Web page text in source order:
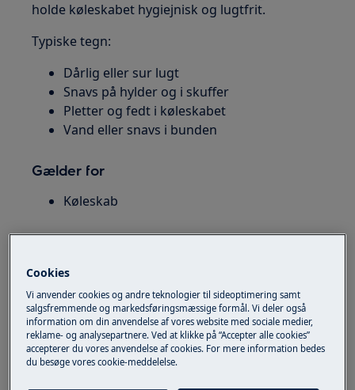
holde køleskabet hygiejnisk og lugtfrit.
Typiske tegn:
Dårlig eller sur lugt
Snavs på hylder og i skuffer
Pletter og fedt i køleskabet
Vand eller snavs i bunden
Gælder for
Køleskab
Løsning
Start med det vigtigste først
Sluk køleskabet under rengøring
1. Tøm køleskabet
Fjern alle madvarer
Cookies
Vi anvender cookies og andre teknologier til sideoptimering samt
salgsfremmende og markedsføringsmæssige formål. Vi deler også
information om din anvendelse af vores website med sociale medier,
reklame- og analysepartnere. Ved at klikke på “Accepter alle cookies”
accepterer du vores anvendelse af cookies. For mere information bedes
du besøge vores cookie-meddelelse.